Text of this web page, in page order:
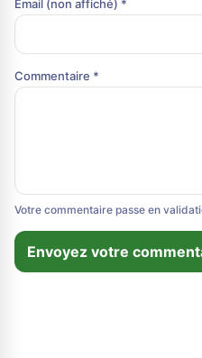
Email (non affiché) *
Commentaire *
Votre commentaire passe en
Envoyez votre